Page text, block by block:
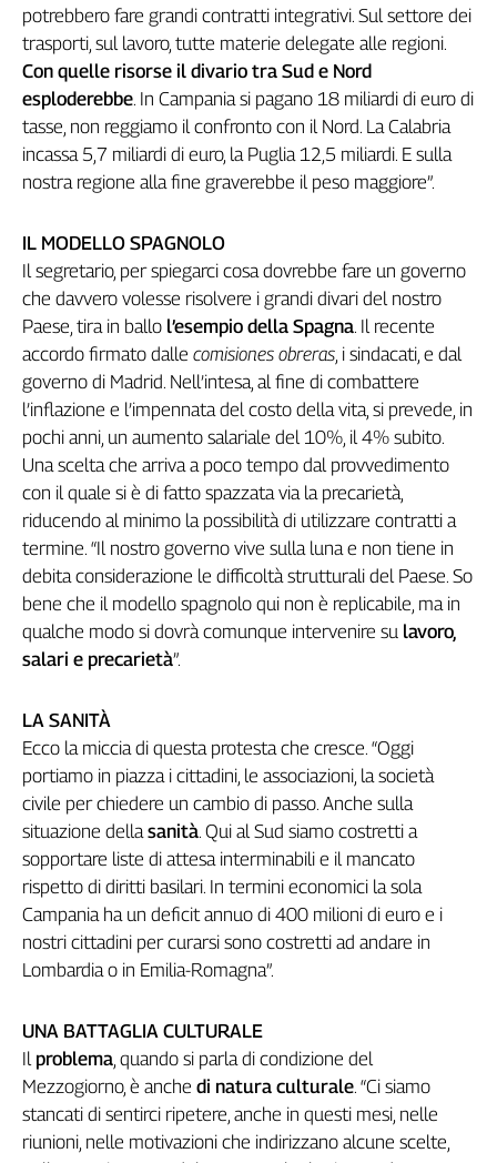
Emilia-
Romagna
Friuli
Venezia
Giulia
Lazio
Liguria
Piemonte
Puglia
Sardegna
Sicilia
Toscana
Trentino
Umbria
Valle
D'Aosta
Veneto
Storico
1955-
Contatti
La
redazione
Newsletter
Social
potrebbero fare grandi contratti integrativi. Sul settore dei
trasporti, sul lavoro, tutte materie delegate alle regioni.
Con quelle risorse il divario tra Sud e Nord
esploderebbe. In Campania si pagano 18 miliardi di euro di
tasse, non reggiamo il confronto con il Nord. La Calabria
incassa 5,7 miliardi di euro, la Puglia 12,5 miliardi. E sulla
nostra regione alla fine graverebbe il peso maggiore”.
IL MODELLO SPAGNOLO
Il segretario, per spiegarci cosa dovrebbe fare un governo
che davvero volesse risolvere i grandi divari del nostro
Paese, tira in ballo l’esempio della Spagna. Il recente
accordo firmato dalle comisiones obreras, i sindacati, e dal
governo di Madrid. Nell’intesa, al fine di combattere
l’inflazione e l’impennata del costo della vita, si prevede, in
pochi anni, un aumento salariale del 10%, il 4% subito.
Una scelta che arriva a poco tempo dal provvedimento
con il quale si è di fatto spazzata via la precarietà,
riducendo al minimo la possibilità di utilizzare contratti a
termine. “Il nostro governo vive sulla luna e non tiene in
debita considerazione le difficoltà strutturali del Paese. So
bene che il modello spagnolo qui non è replicabile, ma in
qualche modo si dovrà comunque intervenire su lavoro,
salari e precarietà”.
LA SANITÀ
Ecco la miccia di questa protesta che cresce. “Oggi
portiamo in piazza i cittadini, le associazioni, la società
civile per chiedere un cambio di passo. Anche sulla
situazione dellasanità. Qui al Sud siamo costretti a
sopportare liste di attesa interminabili e il mancato
rispetto di diritti basilari. In termini economici la sola
Campania ha un deficit annuo di 400 milioni di euro e i
nostri cittadini per curarsi sono costretti ad andare in
Lombardia o in Emilia-Romagna”.
UNA BATTAGLIA CULTURALE
Il problema, quando si parla di condizione del
Mezzogiorno, è anche di natura culturale. “Ci siamo
stancati di sentirci ripetere, anche in questi mesi, nelle
riunioni, nelle motivazioni che indirizzano alcune scelte,